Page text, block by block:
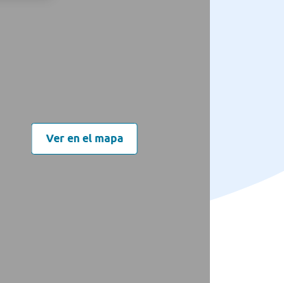
Ver en el mapa